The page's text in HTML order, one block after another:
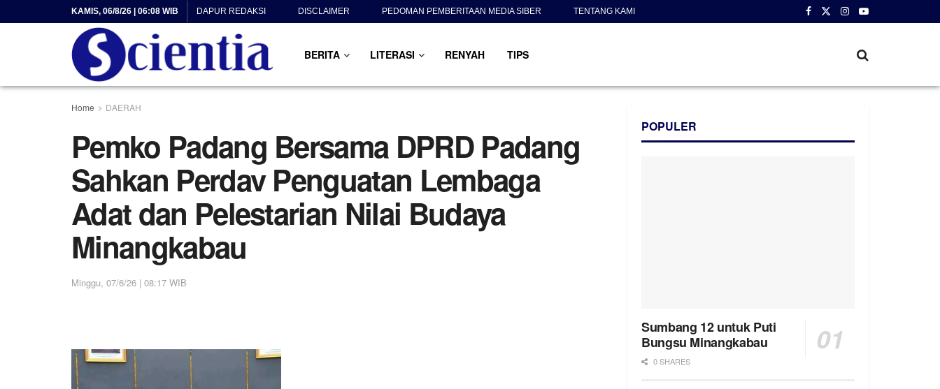
KAMIS, 06/8/26 | 06:08 WIB DAPUR REDAKSI DISCLAIMER PEDOMAN PEMBERITAAN MEDIA SIBER TENTANG KAMI
BERITA LITERASI RENYAH TIPS
Home DAERAH
Pemko Padang Bersama DPRD Padang
Sahkan Perdav Penguatan Lembaga
Adat dan Pelestarian Nilai Budaya
Minangkabau
Minggu, 07/6/26 | 08:17 WIB
POPULER
Sumbang 12 untuk Puti
Bungsu Minangkabau
0 SHARES